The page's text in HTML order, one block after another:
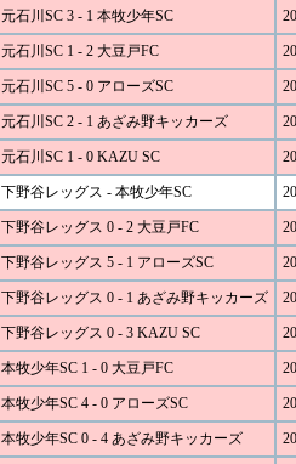
元石川SC 3 - 1 本牧少年SC
元石川SC 1 - 2 大豆戸FC
元石川SC 5 - 0 アローズSC
元石川SC 2 - 1 あざみ野キッカーズ
元石川SC 1 - 0 KAZU SC
下野谷レッグス - 本牧少年SC
下野谷レッグス 0 - 2 大豆戸FC
下野谷レッグス 5 - 1 アローズSC
下野谷レッグス 0 - 1 あざみ野キッカーズ
下野谷レッグス 0 - 3 KAZU SC
本牧少年SC 1 - 0 大豆戸FC
本牧少年SC 4 - 0 アローズSC
本牧少年SC 0 - 4 あざみ野キッカーズ